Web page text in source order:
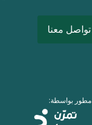
تواصل معنا
مطور بواسطة: